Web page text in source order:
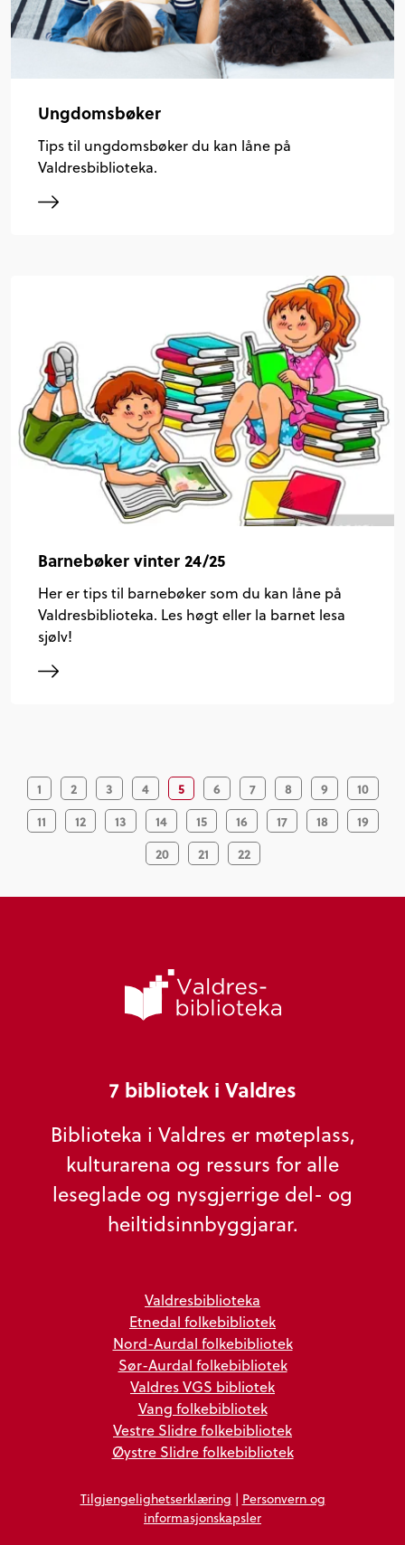
Ungdomsbøker
Tips til ungdomsbøker du kan låne på
Valdresbiblioteka.
Barnebøker vinter 24/25
Her er tips til barnebøker som du kan låne på
Valdresbiblioteka. Les høgt eller la barnet lesa
sjølv!
1 2 3 4 5 6 7 8 9
10
11
12 13 14 15 16 17 18
19
20
21 22
7 bibliotek i Valdres
Biblioteka i Valdres er møteplass,
kulturarena og ressurs for alle
leseglade og nysgjerrige del- og
heiltidsinnbyggjarar.
Valdresbiblioteka
Etnedal folkebibliotek
Nord-Aurdal folkebibliotek
Sør-Aurdal folkebibliotek
Valdres VGS bibliotek
Vang folkebibliotek
Vestre Slidre folkebibliotek
Øystre Slidre folkebibliotek
Tilgjengelighetserklæring | Personvern og
informasjonskapsler